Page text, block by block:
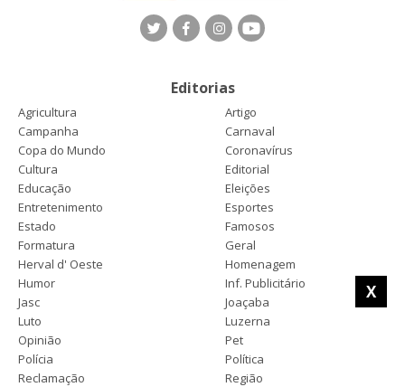
X
Editorias
Agricultura
Artigo
Campanha
Carnaval
Copa do Mundo
Coronavírus
Cultura
Editorial
Educação
Eleições
Entretenimento
Esportes
Estado
Famosos
Formatura
Geral
Herval d' Oeste
Homenagem
Humor
Inf. Publicitário
Jasc
Joaçaba
Luto
Luzerna
Opinião
Pet
Polícia
Política
Reclamação
Região